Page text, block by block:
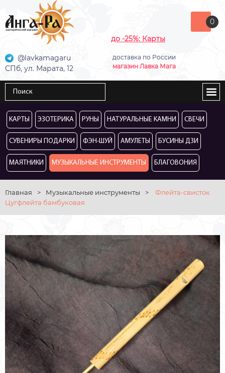
до -25%: Карты
доставка по России
магазин Лавка Мага
@lavkamagaru
СПб, ул. Марата, 12
0
КАРТЫ ЭЗОТЕРИКА РУНЫ НАТУРАЛЬНЫЕ КАМНИ СВЕЧИ
СУВЕНИРЫ ПОДАРКИ ФЭН-ШУЙ АМУЛЕТЫ БУСИНЫ ДЗИ
МАЯТНИКИ МУЗЫКАЛЬНЫЕ ИНСТРУМЕНТЫ БЛАГОВОНИЯ
Главная > Музыкальные инструменты >
Флейта-свисток
Цугфлейта бамбуковая